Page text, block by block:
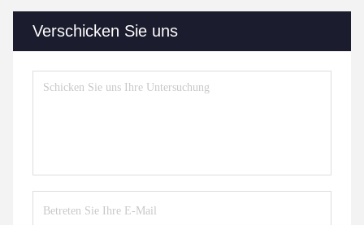
Verschicken Sie uns